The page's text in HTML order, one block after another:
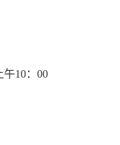
午10：00